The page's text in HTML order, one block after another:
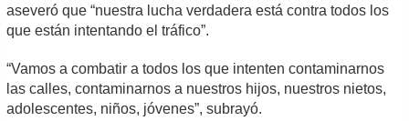
aseveró que “nuestra lucha verdadera está contra todos los
que están intentando el tráfico”.
“Vamos a combatir a todos los que intenten contaminarnos
las calles, contaminarnos a nuestros hijos, nuestros nietos,
adolescentes, niños, jóvenes”, subrayó.